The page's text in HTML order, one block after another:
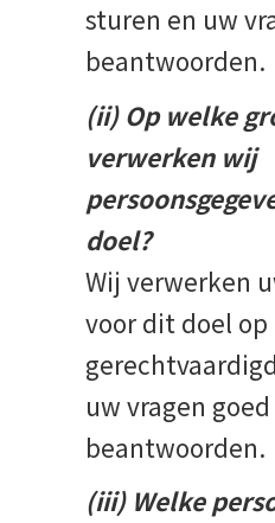
sturen en uw
beantwoorden.
(ii) Op welke
verwerken wij
doel?
Wij verwerken
voor dit doel op
uw vragen
beantwoorden.
(iii) Welke